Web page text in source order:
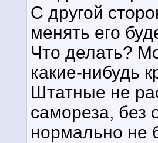
С другой
менять его
Что делать?
какие-нибудь
Штатные не
самореза, без
нормально не